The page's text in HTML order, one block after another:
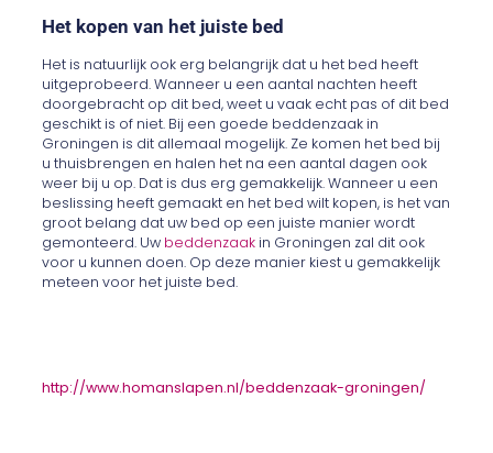
Het kopen van het juiste bed
Het is natuurlijk ook erg belangrijk dat u het bed heeft
uitgeprobeerd. Wanneer u een aantal nachten heeft
doorgebracht op dit bed, weet u vaak echt pas of dit bed
geschikt is of niet. Bij een goede beddenzaak in
Groningen is dit allemaal mogelijk. Ze komen het bed bij
u thuisbrengen en halen het na een aantal dagen ook
weer bij u op. Dat is dus erg gemakkelijk. Wanneer u een
beslissing heeft gemaakt en het bed wilt kopen, is het van
groot belang dat uw bed op een juiste manier wordt
gemonteerd. Uw beddenzaak in Groningen zal dit ook
voor u kunnen doen. Op deze manier kiest u gemakkelijk
meteen voor het juiste bed.
http://www.homanslapen.nl/beddenzaak-groningen/